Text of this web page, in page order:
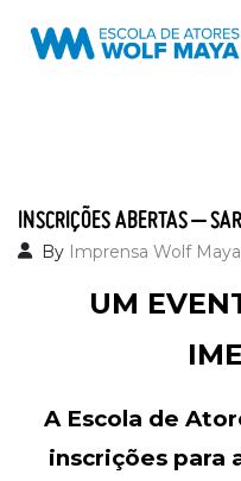
INSCRIÇÕES ABERTAS –
By Imprensa Wolf Maya
UM
A Escola de
inscrições para